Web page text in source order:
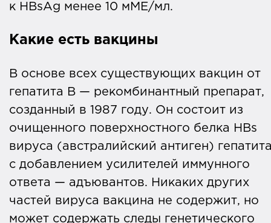
к HBsAg менее 10 мМЕ/мл.
Какие есть вакцины
В основе всех существующих вакцин от
гепатита B — рекомбинантный препарат,
созданный в 1987 году. Он состоит из
очищенного поверхностного белка HBs
вируса (австралийский антиген)
с добавлением усилителей иммунного
ответа — адъювантов. Никаких других
частей вируса вакцина не содержит, но
может содержать следы генетического